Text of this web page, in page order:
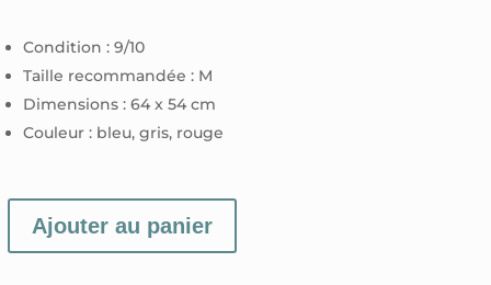
Condition : 9/10
Taille recommandée : M
Dimensions : 64 x 54 cm
Couleur : bleu, gris, rouge
Ajouter au panier